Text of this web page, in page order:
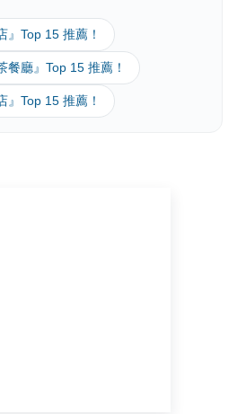
』Top 15 推薦！
餐廳』Top 15 推薦！
』Top 15 推薦！